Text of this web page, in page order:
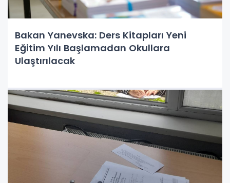
Bakan Yanevska: Ders Kitapları Yeni
Eğitim Yılı Başlamadan Okullara
Ulaştırılacak